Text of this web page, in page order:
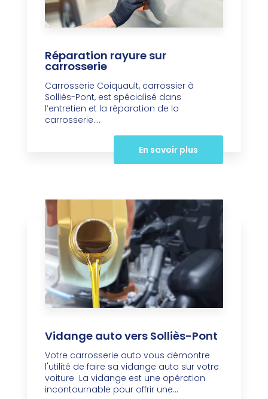
Réparation rayure sur
carrosserie
Carrosserie Coiquault, carrossier à
Solliès-Pont, est spécialisé dans
l’entretien et la réparation de la
carrosserie....
En savoir plus
Vidange auto vers Solliès-Pont
Votre carrosserie auto vous démontre
l'utilité de faire sa vidange auto sur votre
voiture La vidange est une opération
incontournable pour offrir une...